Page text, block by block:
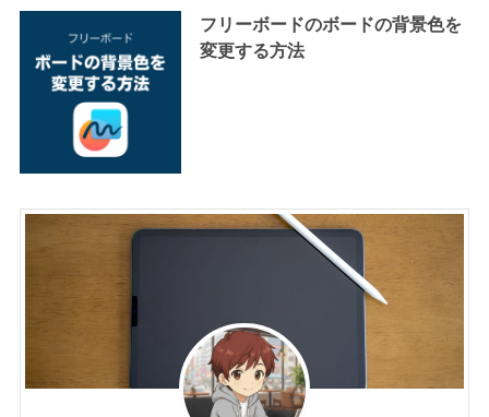
フリーボードのボードの背景色を
変更する方法